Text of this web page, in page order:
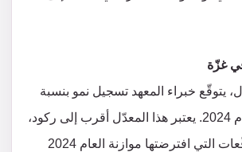
غزّة
يتوقّع خبراء المعهد تسجيل نمو بنسبة
1% فقط في العام 2024. يعتبر هذا المعدّل أقرب إلى ركود،
فهو يقل عن التوقّعات التي افترضتها موازنة العام 2024